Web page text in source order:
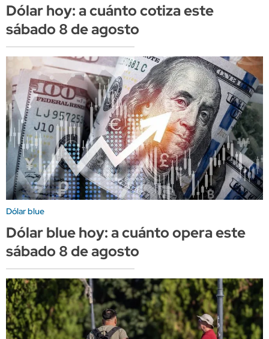
Dólar hoy: a cuánto cotiza este
sábado 8 de agosto
Dólar blue
Dólar blue hoy: a cuánto opera este
sábado 8 de agosto